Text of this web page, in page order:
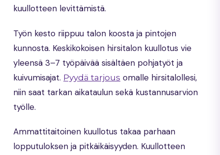
kuullotteen levittämistä.
Työn kesto riippuu talon koosta ja pintojen
kunnosta. Keskikokoisen hirsitalon kuullotus vie
yleensä 3–7 työpäivää sisältäen pohjatyöt ja
kuivumisajat. Pyydä tarjous omalle hirsitalollesi,
niin saat tarkan aikataulun sekä kustannusarvion
työlle.
Ammattitaitoinen kuullotus takaa parhaan
lopputuloksen ja pitkäikäisyyden. Kuullotteen